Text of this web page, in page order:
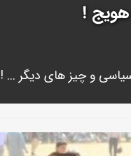
هویج !
و چیز های دیگر ... !